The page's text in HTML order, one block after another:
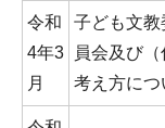
令和
4年3
月
子ども文
員会及び
考え方につ